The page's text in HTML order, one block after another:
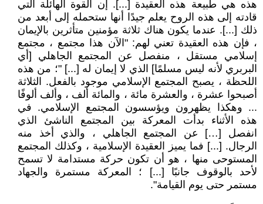
هذه هي طبيعة هذه العقيدة [...]. إن القوة الهائلة التي
قادته إلى هذه الروح يعلم جيدًا أنها ستحمله إلى أبعد من
ذلك [...]. عندما يكون هناك ثلاثة مؤمنين متأثرين بالإيمان
، فإن هذه العقيدة تعني لهم: "الآن هذا مجتمع ، مجتمع
إسلامي مستقل ، منفصل عن المجتمع الجاهلي [أي
البربري لأنه ليس مسلمًا] الذي لا إيمان له [...] "؛ من هذه
اللحظة ، يصبح المجتمع الإسلامي موجود بالفعل. الثلاثة
أصبحوا عشرة ، والعشرة مائة ، والمائة ألف ، وألف ألوفًا
... وهكذا يظهرون ويؤسسون المجتمع الإسلامي. في
هذه الأثناء بدأت المعركة بين المجتمع الناشئ الذي
انفصل […] عن المجتمع الجاهلي ، والذي أخذ منه
الرجال. [...] فما يميز العقيدة الإسلامية ، وكذلك المجتمع
المستوحى منها ، هو أن تكون حركة مستدامة لا تسمح
لأحد بالوقوف جانبًا [...] ؛ المعركة مستمرة والجهاد
مستمر حتى يوم القيامة".